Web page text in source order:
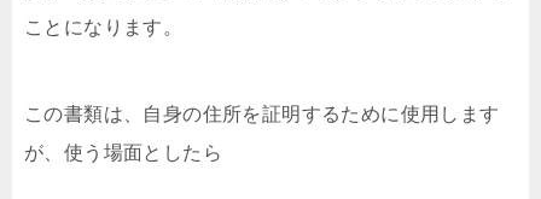
ことになります。
この書類は、自身の住所を証明するために使用します
が、使う場面としたら